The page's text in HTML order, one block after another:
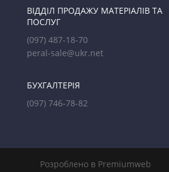
ВІДДІЛ ПРОДАЖУ МАТЕРІАЛІВ ТА
ПОСЛУГ
(097) 487-18-70
peral-sale@ukr.net
БУХГАЛТЕРІЯ
(097) 746-78-82
Розроблено в Premiumweb